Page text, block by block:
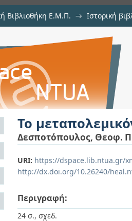
Βιβλιοθήκη Ε.Μ.Π. → Ιστορική
οδικόν
Το
Δεσποτόπουλος, Θεοφ.
URI: https://dspace.lib.ntua.gr/
http://dx.doi.org/10.26240/
Περιγραφή:
24 σ., σχεδ.